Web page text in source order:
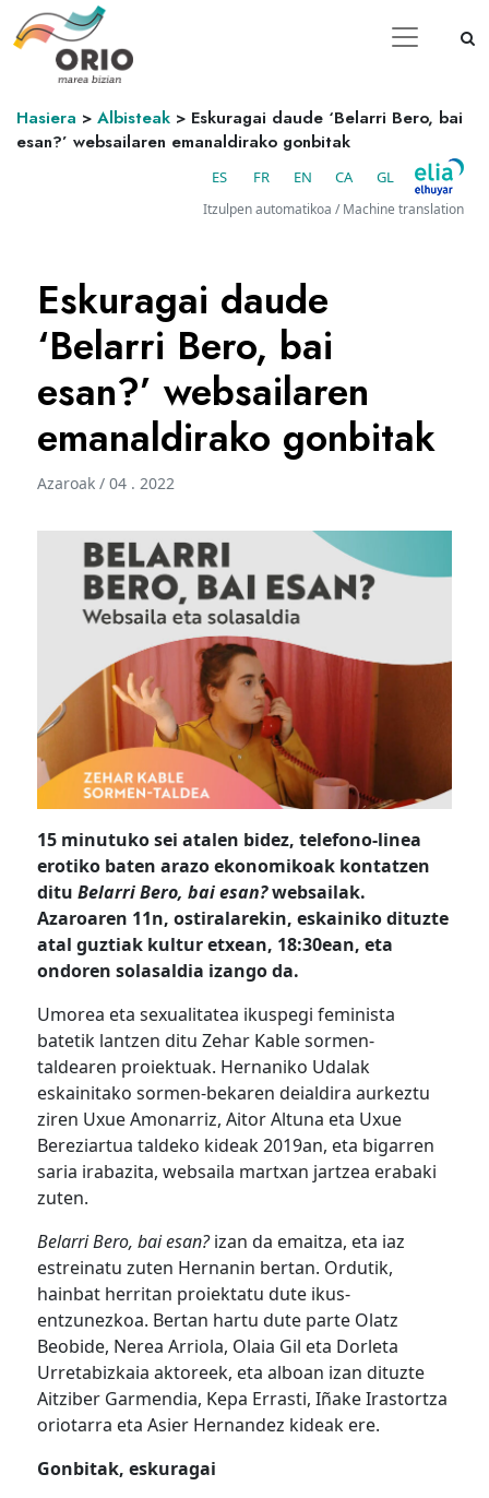
Hasiera > Albisteak > Eskuragai daude ‘Belarri Bero, bai
esan?’ websailaren emanaldirako gonbitak
ES FR EN CA GL
Itzulpen automatikoa / Machine translation
Eskuragai daude
‘Belarri Bero, bai
esan?’ websailaren
emanaldirako gonbitak
Azaroak / 04 . 2022
15 minutuko sei atalen bidez, telefono-linea
erotiko baten arazo ekonomikoak kontatzen
dituBelarri Bero, bai esan?websailak.
Azaroaren 11n, ostiralarekin, eskainiko dituzte
atal guztiak kultur etxean, 18:30ean, eta
ondoren solasaldia izango da.
Umorea eta sexualitatea ikuspegi feminista
batetik lantzen ditu Zehar Kable sormen-
taldearen proiektuak. Hernaniko Udalak
eskainitako sormen-bekaren deialdira aurkeztu
ziren Uxue Amonarriz, Aitor Altuna eta Uxue
Bereziartua taldeko kideak 2019an, eta bigarren
saria irabazita, websaila martxan jartzea erabaki
zuten.
Belarri Bero, bai esan?izan da emaitza, eta iaz
estreinatu zuten Hernanin bertan. Ordutik,
hainbat herritan proiektatu dute ikus-
entzunezkoa. Bertan hartu dute parte Olatz
Beobide, Nerea Arriola, Olaia Gil eta Dorleta
Urretabizkaia aktoreek, eta alboan izan dituzte
Aitziber Garmendia, Kepa Errasti, Iñake Irastortza
oriotarra eta Asier Hernandez kideak ere.
Gonbitak, eskuragai